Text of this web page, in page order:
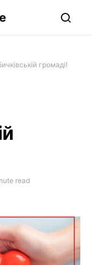
громаді!
read